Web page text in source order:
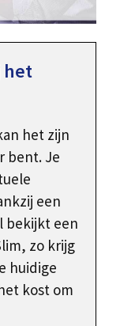
het
het zijn
bent. Je
een
bekijkt een
zo krijg
huidige
kost om